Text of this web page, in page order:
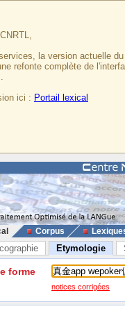
la version actuelle
refonte complète de
ici : Portail lexical
Corpus
Etymologie
forme
notices corrigées